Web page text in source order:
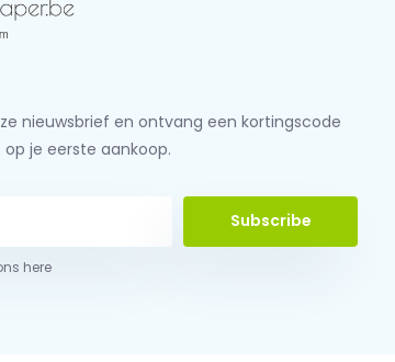
nieuwsbrief en ontvang een kortingscode
je eerste aankoop.
Subscribe
here